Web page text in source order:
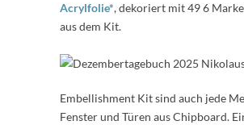
Acrylfolie*, dekoriert mit 49 6
aus dem Kit.
Embellishment Kit sind auch jede
Fenster und Türen aus Chipboard.